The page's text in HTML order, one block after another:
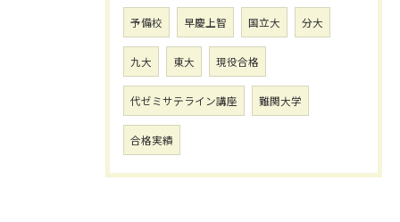
予備校 早慶上智 国立大 分大
九大 東大 現役合格
代ゼミサテライン講座 難関大学
合格実績